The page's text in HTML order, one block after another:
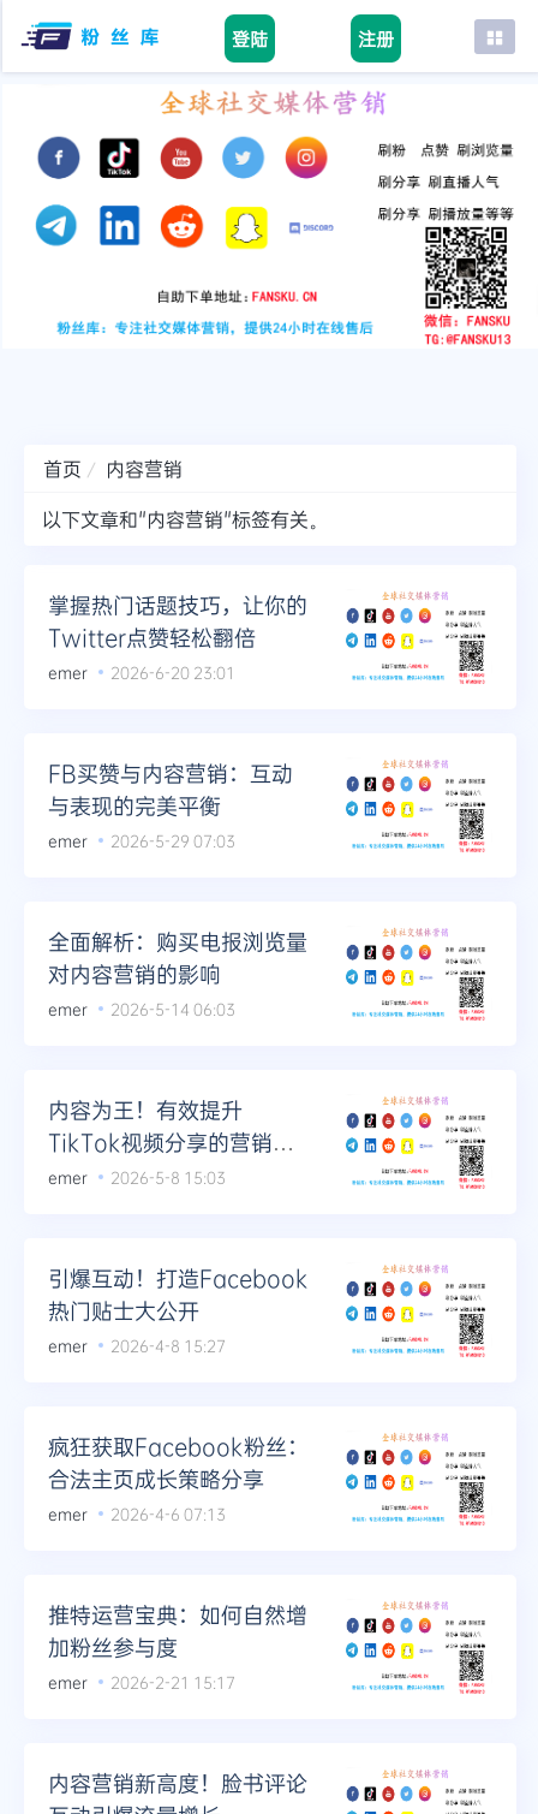
登陆 注册
首页
tiktok
youtube
instagram
首页
内容营销
以下文章和"内容营销"标签有关。
掌握热门话题技巧，让你的
Twitter点赞轻松翻倍
emer 2026-6-20 23:01
FB买赞与内容营销：互动
与表现的完美平衡
emer 2026-5-29 07:03
全面解析：购买电报浏览量
对内容营销的影响
emer 2026-5-14 06:03
内容为王！有效提升
TikTok视频分享的营销策
略
emer 2026-5-8 15:03
引爆互动！打造Facebook
热门贴士大公开
emer 2026-4-8 15:27
疯狂获取Facebook粉丝：
合法主页成长策略分享
emer 2026-4-6 07:13
推特运营宝典：如何自然增
加粉丝参与度
emer 2026-2-21 15:17
内容营销新高度！脸书评论